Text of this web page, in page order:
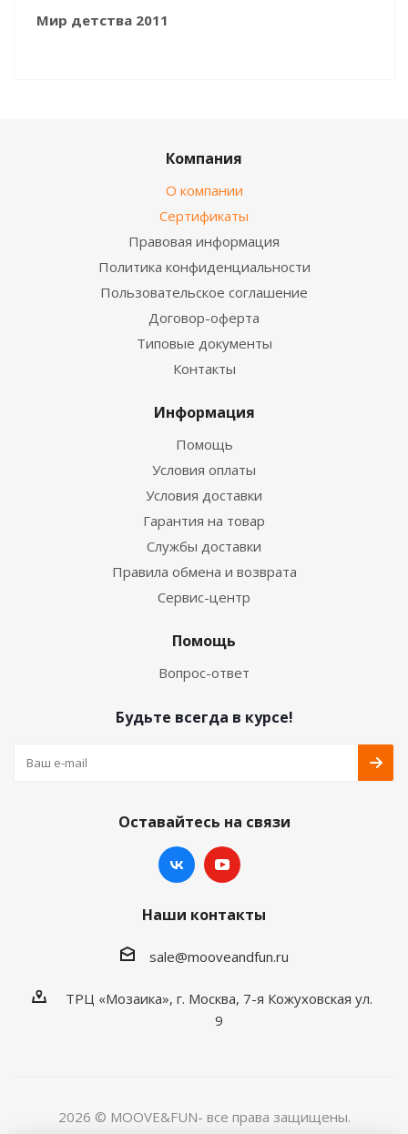
Мир детства 2011
Компания
О компании
Сертификаты
Правовая информация
Политика конфиденциальности
Пользовательское соглашение
Договор-оферта
Типовые документы
Контакты
Информация
Помощь
Условия оплаты
Условия доставки
Гарантия на товар
Службы доставки
Правила обмена и возврата
Сервис-центр
Помощь
Вопрос-ответ
Будьте всегда в курсе!
Оставайтесь на связи
Наши контакты
sale@mooveandfun.ru
ТРЦ «Мозаика», г. Москва, 7-я Кожуховская ул.
9
2026 © MOOVE&FUN- все права защищены.